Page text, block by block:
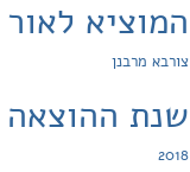
המוציא לאור
צורבא מרבנן
שנת ההוצאה
2018